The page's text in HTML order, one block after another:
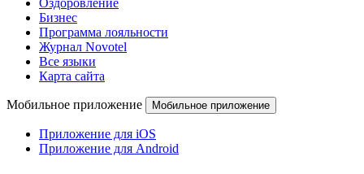
Оздоровление
Бизнес
Программа лояльности
Журнал Novotel
Все языки
Карта сайта
Мобильное приложение Мобильное приложение
Приложение для iOS
Приложение для Android